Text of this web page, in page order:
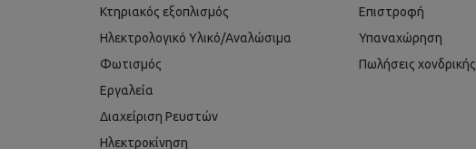
Κτηριακός εξοπλισμός
Ηλεκτρολογικό Υλικό/Αναλώσιμα
Φωτισμός
Εργαλεία
Διαχείριση Ρευστών
Ηλεκτροκίνηση
Επιστροφή
Υπαναχώρηση
Πωλήσεις χονδρικής